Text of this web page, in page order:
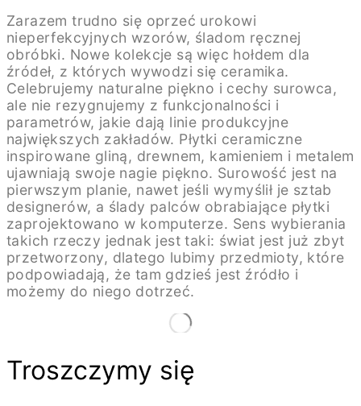
M2,
KTÓRY
„WIJE
SIĘ”
NA
RÓŻNYCH
POZIOMACH
PRZEZ
CAŁY
KOMPLEKS
HOTELOWY.
W
POKOJACH
DOMINUJĄ
RUSTYKALNE
DREWNO
DĘBOWE,
BAMBUS,
RATTAN,
NATURALNY
KAMIEŃ.
TROCHĘ
SENNĄ,
M2,
KTÓRY
„WIJE
SIĘ”
NA
RÓŻNYCH
POZIOMACH
PRZEZ
CAŁY
KOMPLEKS
HOTELOWY.
W
POKOJACH
DOMINUJĄ
RUSTYKALNE
DREWNO
DĘBOWE,
BAMBUS,
RATTAN,
NATURALNY
KAMIEŃ.
SENNĄ,
Zarazem trudno się oprzeć urokowi
nieperfekcyjnych wzorów, śladom ręcznej
obróbki. Nowe kolekcje są więc hołdem dla
źródeł, z których wywodzi się ceramika.
Celebrujemy naturalne piękno i cechy surowca,
ale nie rezygnujemy z funkcjonalności i
parametrów, jakie dają linie produkcyjne
największych zakładów. Płytki ceramiczne
inspirowane gliną, drewnem, kamieniem i metalem
ujawniają swoje nagie piękno. Surowość jest na
pierwszym planie, nawet jeśli wymyślił je sztab
designerów, a ślady palców obrabiające płytki
zaprojektowano w komputerze. Sens wybierania
takich rzeczy jednak jest taki: świat jest już zbyt
przetworzony, dlatego lubimy przedmioty, które
podpowiadają, że tam gdzieś jest źródło i
możemy do niego dotrzeć.
Troszczymy się